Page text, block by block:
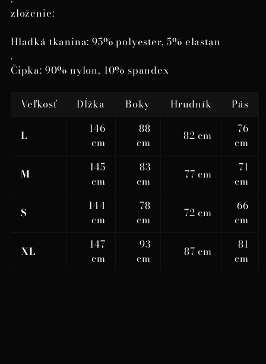
zloženie:
Hladká tkanina: 95% polyester, 5% elastan
.
Čipka: 90% nylon, 10% spandex
Veľkosť Dĺžka Boky Hrudník Pás
L
146
cm
88
cm
82 cm
76
cm
M
145
cm
83
cm
77 cm
71
cm
S
144
cm
78
cm
72 cm
66
cm
XL
147
cm
93
cm
87 cm
81
cm